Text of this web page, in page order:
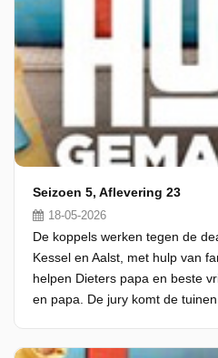
Seizoen 5, Aflevering 23
18-05-2026
De koppels werken tegen de
Kessel en Aalst, met hulp van
helpen Dieters papa en beste
en papa. De jury komt de tuinen